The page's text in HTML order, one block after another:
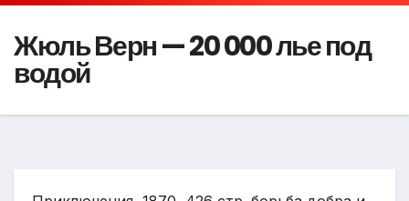
Жюль Верн — 20 000 лье под
водой